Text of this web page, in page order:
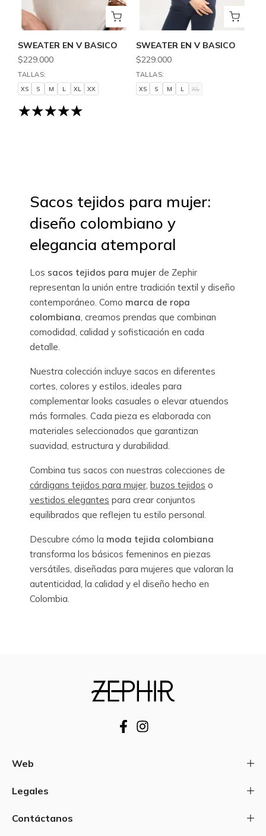
SWEATER EN V BASICO
$229.000
TALLAS:
XS S M L XL XX
SWEATER EN V BASICO
$229.000
TALLAS:
XS S M L XL
Sacos tejidos para mujer:
diseño colombiano y
elegancia atemporal
Los sacos tejidos para mujer de Zephir
representan la unión entre tradición textil y diseño
contemporáneo. Como marca de ropa
colombiana, creamos prendas que combinan
comodidad, calidad y sofisticación en cada
detalle.
Nuestra colección incluye sacos en diferentes
cortes, colores y estilos, ideales para
complementar looks casuales o elevar atuendos
más formales. Cada pieza es elaborada con
materiales seleccionados que garantizan
suavidad, estructura y durabilidad.
Combina tus sacos con nuestras colecciones de
cárdigans tejidos para mujer, buzos tejidos o
vestidos elegantes para crear conjuntos
equilibrados que reflejen tu estilo personal.
Descubre cómo la moda tejida colombiana
transforma los básicos femeninos en piezas
versátiles, diseñadas para mujeres que valoran la
autenticidad, la calidad y el diseño hecho en
Colombia.
Web
Legales
Contáctanos